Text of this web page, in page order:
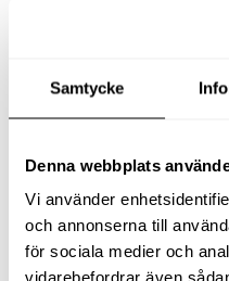
Samtycke
Denna webbplats
Vi använder
och annonserna till
för sociala medier och
vidarebefordrar även
Alla
Textil-
Adaptrar
Dammsugare